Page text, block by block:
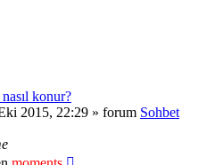
konur?
2015, 22:29 » forum Sohbet